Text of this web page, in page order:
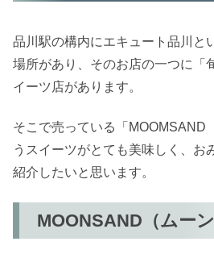
品川駅の構内にエキュート品川と
場所があり、そのお店の一つに「
イーツ店があります。
そこで売っている「MOOMSAND
うスイーツがとても美味しく、お
紹介したいと思います。
MOONSAND（ムーン